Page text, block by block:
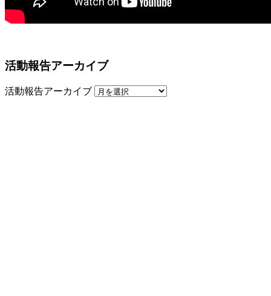
活動報告アーカイブ
活動報告アーカイブ